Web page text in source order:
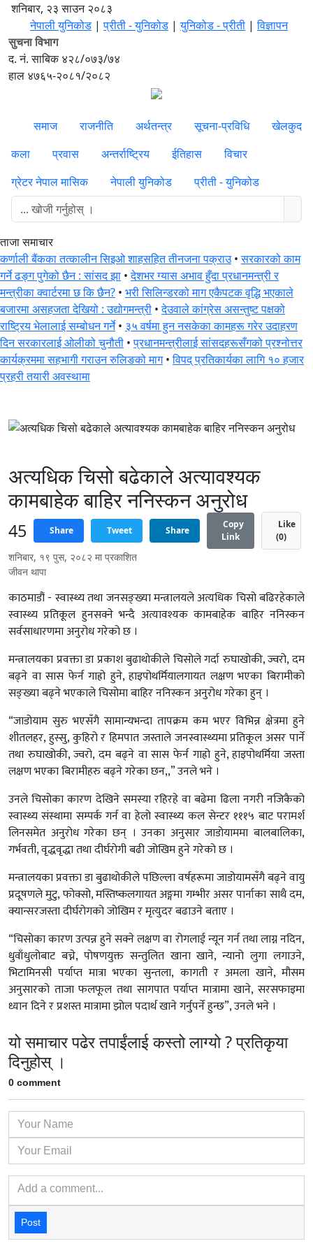
शनिबार, २३ साउन २०८३
नेपाली युनिकोड |प्रीती - युनिकोड |युनिकोड - प्रीती |विज्ञापन
सुचना विभाग
द. नं. साबिक ४२८/०७३/७४
हाल ४७६५-२०८१/२०८२
समाज राजनीति अर्थतन्त्र सूचना-प्रविधि
खेलकुद
कला
प्रवास अन्तर्राष्ट्रिय ईतिहास
विचार
ग्रेटर नेपाल मासिक
नेपाली युनिकोड प्रीती - युनिकोड
ताजा समाचार
कर्णाली बैंकका तत्कालीन सिइओ शाहसहित तीनजना पक्राउ • सरकारको काम
गर्ने ढङ्ग पुगेको छैन : सांसद झा • देशभर ग्यास अभाव हुँदा प्रधानमन्त्री र
मन्त्रीका क्वार्टरमा छ कि छैन? • भरी सिलिन्डरको माग एकैपटक वृद्धि भएकाले
बजारमा असहजता देखियो : उद्योगमन्त्री • देउवाले कांग्रेस असन्तुष्ट पक्षको
राष्ट्रिय भेलालाई सम्बोधन गर्ने • ३५ वर्षमा हुन नसकेका कामहरू गरेर उदाहरण
दिन सरकारलाई ओलीको चुनौती • प्रधानमन्त्रीलाई सांसदहरूसँगको प्रश्नोत्तर
कार्यक्रममा सहभागी गराउन रुलिङको माग • विपद् प्रतिकार्यका लागि १० हजार
प्रहरी तयारी अवस्थामा
अत्यधिक चिसो बढेकाले अत्यावश्यक
कामबाहेक बाहिर ननिस्कन अनुरोध
45 Share Tweet Share
Copy
Link
Like
(0)
शनिबार, १९ पुस, २०८२ मा प्रकाशित
जीवन थापा
काठमाडौं - स्वास्थ्य तथा जनसङ्ख्या मन्त्रालयले अत्यधिक चिसो बढिरहेकाले
स्वास्थ्य प्रतिकूल हुनसक्ने भन्दै अत्यावश्यक कामबाहेक बाहिर ननिस्कन
सर्वसाधारणमा अनुरोध गरेको छ ।
मन्त्रालयका प्रवक्ता डा प्रकाश बुढाथोकीले चिसोले गर्दा रुघाखोकी, ज्वरो, दम
बढ्ने वा सास फेर्न गाह्रो हुने, हाइपोथर्मियालगायत लक्षण भएका बिरामीको
सङ्ख्या बढ्ने भएकाले चिसोमा बाहिर ननिस्कन अनुरोध गरेका हुन् ।
“जाडोयाम सुरु भएसँगै सामान्यभन्दा तापक्रम कम भएर विभिन्न क्षेत्रमा हुने
शीतलहर, हुस्सु, कुहिरो र हिमपात जस्ताले जनस्वास्थ्यमा प्रतिकूल असर पार्ने
तथा रुघाखोकी, ज्वरो, दम बढ्ने वा सास फेर्न गाह्रो हुने, हाइपोथर्मिया जस्ता
लक्षण भएका बिरामीहरु बढ्ने गरेका छन,,” उनले भने ।
उनले चिसोका कारण देखिने समस्या रहिरहे वा बढेमा ढिला नगरी नजिकैको
स्वास्थ्य संस्थामा सम्पर्क गर्न वा हेलो स्वास्थ्य कल सेन्टर १११५ बाट परामर्श
लिनसमेत अनुरोध गरेका छन् । उनका अनुसार जाडोयाममा बालबालिका,
गर्भवती, वृद्धवृद्धा तथा दीर्घरोगी बढी जोखिम हुने गरेको छ ।
मन्त्रालयका प्रवक्ता डा बुढाथोकीले पछिल्ला वर्षहरूमा जाडोयामसँगै बढ्ने वायु
प्रदूषणले मुटु, फोक्सो, मस्तिष्कलगायत अङ्गमा गम्भीर असर पार्नाका साथै दम,
क्यान्सरजस्ता दीर्घरोगको जोखिम र मृत्युदर बढाउने बताए ।
“चिसोका कारण उत्पन्न हुने सक्ने लक्षण वा रोगलाई न्यून गर्न तथा लाग्न नदिन,
धुवाँधुलोबाट बच्ने, पोषणयुक्त सन्तुलित खाना खाने, न्यानो लुगा लगाउने,
भिटामिनसी पर्याप्त मात्रा भएका सुन्तला, कागती र अमला खाने, मौसम
अनुसारको ताजा फलफूल तथा सागपात पर्याप्त मात्रामा खाने, सरसफाइमा
ध्यान दिने र प्रशस्त मात्रामा झोल पदार्थ खाने गर्नुपर्ने हुन्छ”, उनले भने ।
यो समाचार पढेर तपाईंलाई कस्तो लाग्यो ? प्रतिकृया
दिनुहोस् ।
0 comment
Post